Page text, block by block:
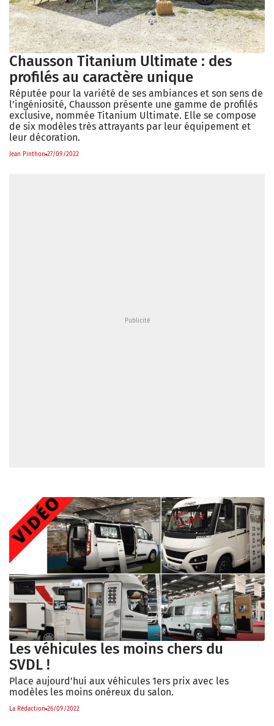
Chausson Titanium Ultimate : des
profilés au caractère unique
Réputée pour la variété de ses ambiances et son sens de
l’ingéniosité, Chausson présente une gamme de profilés
exclusive, nommée Titanium Ultimate. Elle se compose
de six modèles très attrayants par leur équipement et
leur décoration.
Jean Pinthon 27/09/2022
Les véhicules les moins chers du
SVDL !
Place aujourd'hui aux véhicules 1ers prix avec les
modèles les moins onéreux du salon.
La Rédaction 26/09/2022